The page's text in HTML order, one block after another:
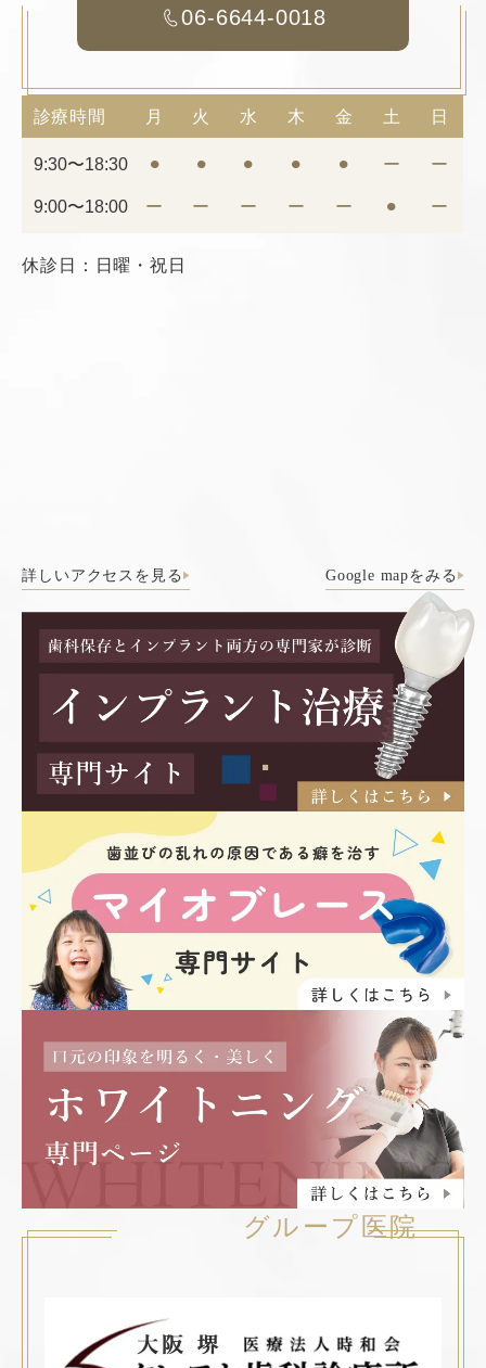
06-6644-0018
診療時間 月 火 水 木 金 土 日
9:30〜18:30 ⚫︎ ⚫︎ ⚫︎ ⚫︎ ⚫︎ ー ー
9:00〜18:00 ー ー ー ー ー ⚫︎ ー
休診日：日曜・祝日
詳しいアクセスを見る Google mapをみる
グループ医院